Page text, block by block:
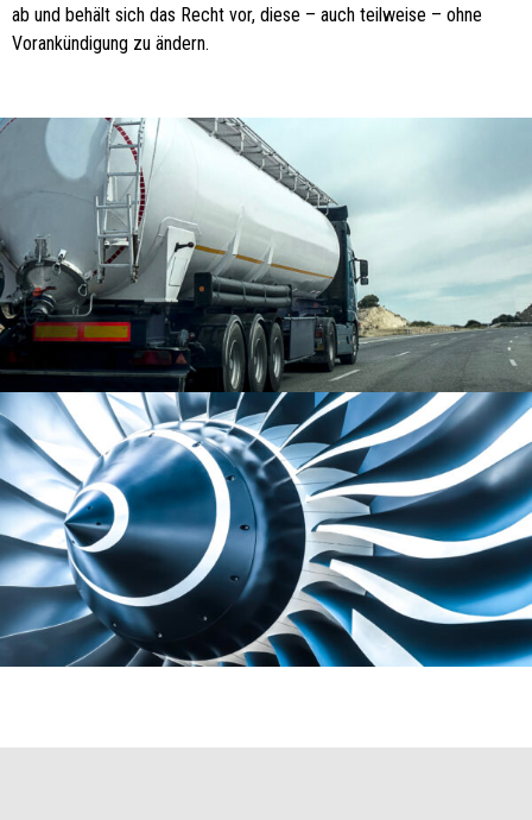
ab und behält sich das Recht vor, diese – auch teilweise – ohne
Vorankündigung zu ändern.